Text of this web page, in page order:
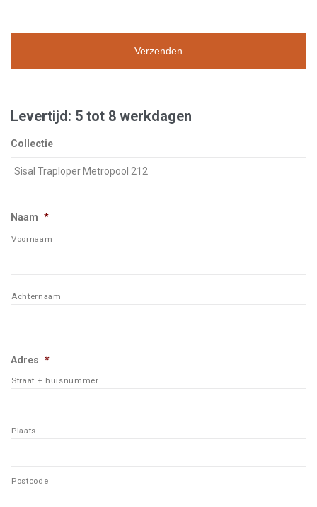
Levertijd: 5 tot 8 werkdagen
Collectie
Naam *
Voornaam
Achternaam
Adres *
Straat + huisnummer
Plaats
Postcode